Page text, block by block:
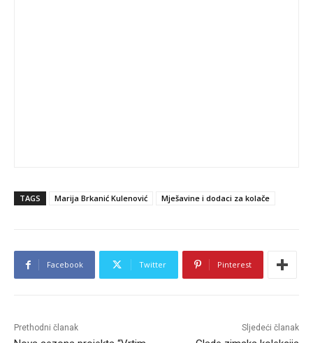
TAGS Marija Brkanić Kulenović Mješavine i dodaci za kolače
Facebook Twitter Pinterest
Prethodni članak Sljedeći članak